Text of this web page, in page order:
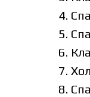
4.
5.
6.
7.
8.